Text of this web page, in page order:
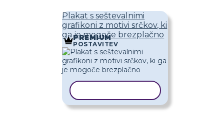
Plakat s seštevalnimi
grafikoni z motivi srčkov, ki
ga je mogoče brezplačno
PREMIUM
POSTAVITEV